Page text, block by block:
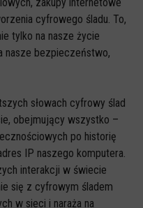
cyfrowego śladu. To,
tylko na nasze życie
nasze bezpieczeństwo,
słowach cyfrowy ślad
obejmujący wszystko –
po historię
IP naszego komputera.
interakcji w świecie
się z cyfrowym śladem
w sieci i naraża na
Brainiacs"